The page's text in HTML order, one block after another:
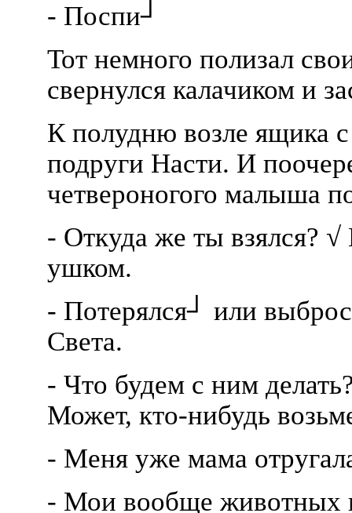
- Поспи┘
Тот немного полизал
свернулся калачиком и
К полудню возле ящика с
подруги Насти. И
четвероногого малыша
- Откуда же ты взялся?
ушком.
- Потерялся┘ или
Света.
- Что будем с ним
Может, кто-нибудь
- Меня уже мама
- Мои вообще животных